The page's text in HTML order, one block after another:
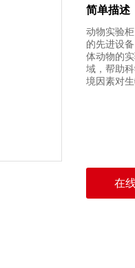
简单描述
动物实验
的先进设
体动物的
域，帮助
境因素对生
在